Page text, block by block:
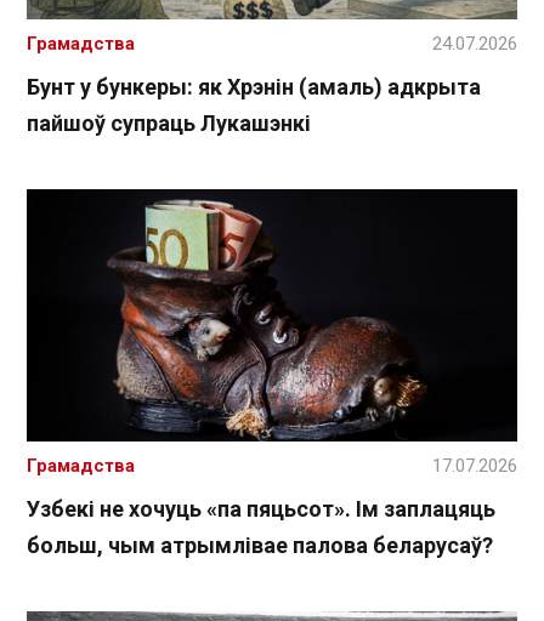
Бунт у бункеры: як Хрэнін (амаль) адкрыта
пайшоў супраць Лукашэнкі
Грамадства 24.07.2026
Узбекі не хочуць «па пяцьсот». Ім заплацяць
больш, чым атрымлівае палова беларусаў?
Грамадства 17.07.2026